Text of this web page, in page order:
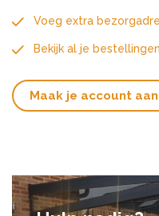
Voeg extra
Bekijk al je
Maak je account aan